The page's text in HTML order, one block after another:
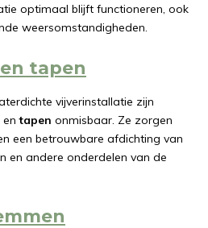
optimaal blijft functioneren, ook
weersomstandigheden.
tapen
vijverinstallatie zijn
entapen onmisbaar. Ze zorgen
een betrouwbare afdichting van
en andere onderdelen van de